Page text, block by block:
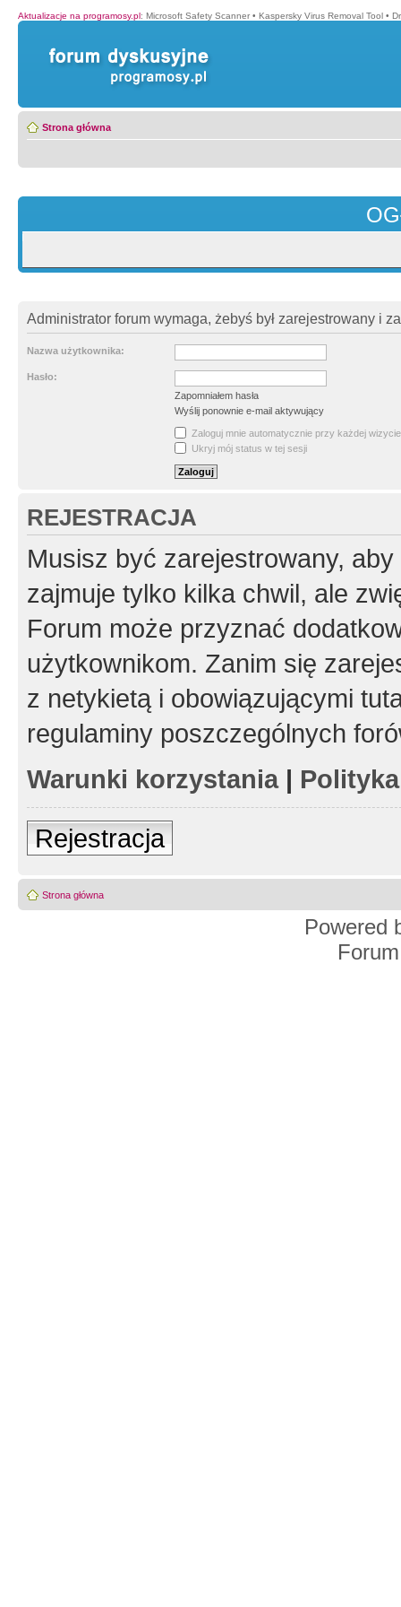
Aktualizacje na programosy.pl: Microsoft Safety Scanner • Kaspersky Virus Removal Tool •
Strona główna
Administrator forum wymaga, żebyś był zarejestrowany i
Nazwa użytkownika:
Hasło:
Zapomniałem hasła
Wyślij ponownie e-mail aktywujący
Zaloguj mnie automatycznie przy każdej wizycie
Ukryj mój status w tej sesji
REJESTRACJA
Musisz być zarejestrowany,
zajmuje tylko kilka chwil, ale
Forum może przyznać
użytkownikom. Zanim się
z netykietą i obowiązującymi
regulaminy poszczególnych
Warunki korzystania|
Rejestracja
Strona główna
Powered